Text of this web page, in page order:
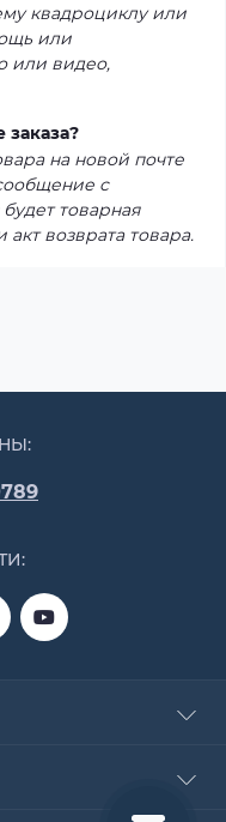
квадроциклу или
или
или видео,
заказа?
на новой почте
с
товарная
возврата товара.